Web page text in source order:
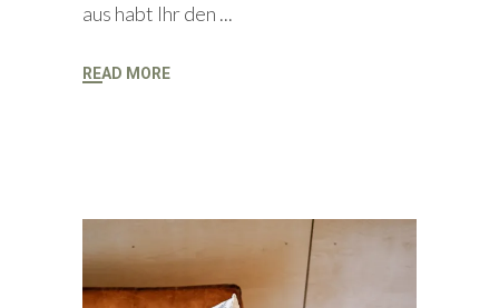
aus habt Ihr den
READ MORE